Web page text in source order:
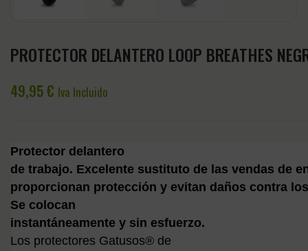
PROTECTOR DELANTERO LOOP BREATHES
49,95€ Iva Incluido
Protector delantero
de trabajo. Excelente sustituto de las vendas de
proporcionan protección y evitan daños contra
Se colocan
instantáneamente y sin esfuerzo.
Los protectores Gatusos® de